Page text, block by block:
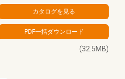
(32.5MB)